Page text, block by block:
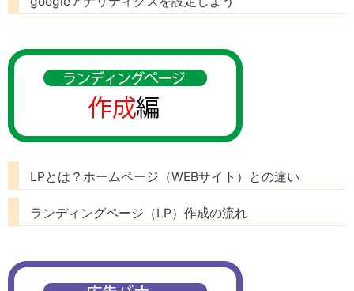
LPとは？ホームページ（WEBサイト）との違い
ランディングページ（LP）作成の流れ